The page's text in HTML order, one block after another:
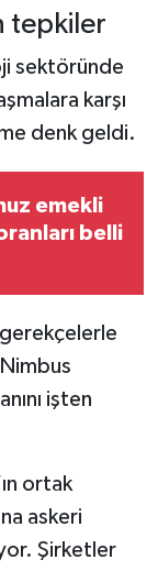
tepkiler
sektöründe
karşı
denk geldi.
emekli
belli
işten
ortak
askeri
Şirketler